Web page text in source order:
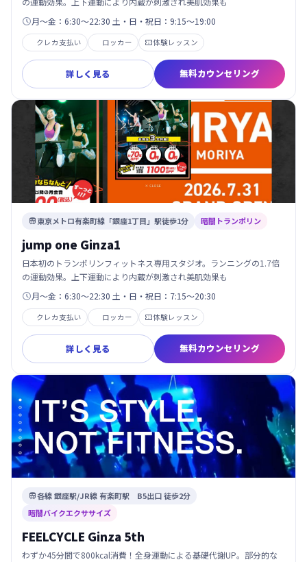
月～金：6:30～22:30 土・日・祝日：9:15～19:00
クレカ支払い ロッカー 体験レッスン
詳しく見る 無料カウンセリング
 東京メトロ有楽町線「銀座1丁目」駅徒歩1分 暗闇トランポリン
jump one Ginza1
日本初のトランポリンフィットネス専用スタジオ。ランニングの1.7倍
の運動効果。上下運動により内蔵が刺激され美肌効果も
月～金：6:30～22:30 土・日・祝日：7:15～20:30
クレカ支払い ロッカー 体験レッスン
詳しく見る 無料カウンセリング
各線 銀座駅/JR線 有楽町駅 B5出口 徒歩2分
暗闇バイクエクササイズ
FEELCYCLE Ginza 5th
わずか45分間で800kcal消費！全身運動による基礎代謝UP。部分的な